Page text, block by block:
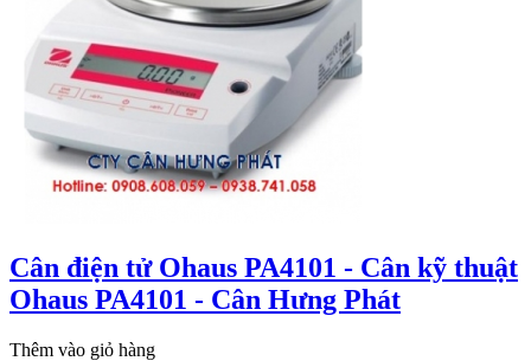
Cân điện tử Ohaus PA4101 - Cân kỹ thuật
Ohaus PA4101 - Cân Hưng Phát
Thêm vào giỏ hàng